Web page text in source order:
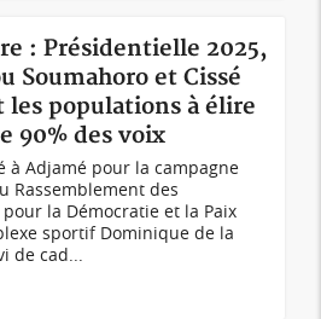
: Présidentielle 2025,
Soumahoro et Cissé
populations à élire
90% des voix
à Adjamé pour la campagne
Rassemblement des
la Démocratie et la Paix
sportif Dominique de la
de cad...